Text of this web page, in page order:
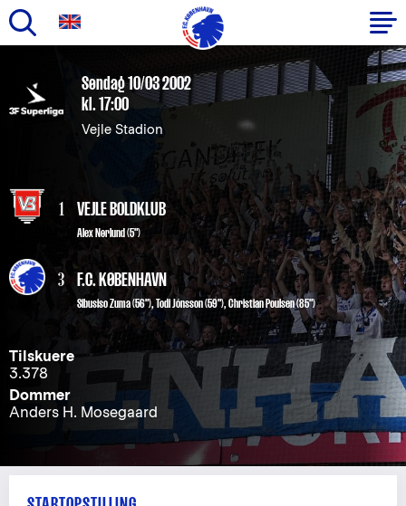
hovedindhold
Primær
navigation
Søndag 10/03 2002
kl. 17:00
Vejle Stadion
1 VEJLE BOLDKLUB
Alex Nørlund (5")
3 F.C. KØBENHAVN
Sibusiso Zuma(56"),Todi Jónsson(59"),Christian Poulsen(85")
Tilskuere
3.378
Dommer
Anders H. Mosegaard